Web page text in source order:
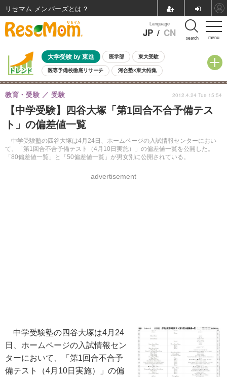
menu
Language
JP / CN search
大学受験 by 東進 医学部 東大受験
医専予備校徹底リサーチ 河合塾×東大特集
親子で考える大学選び 高校受験 中学受験 小学校受験
共通テスト 夏休み
8月開催イベント・WS 全国公立高校 過去問 人気記事
自由研究教材（小学生向け）
【中学受験】四谷大塚「第1回合不合予備テス
ト」の偏差値一覧
中学受験塾の四谷大塚は4月24日、ホームページの入試情報センターにおい
て、「第1回合不合予備テスト（4月10日実施）」の偏差値一覧を公開した。
「80偏差値一覧」と「50偏差値一覧」が男女別に公開されている。
教育・受験 受験
advertisement
2012.4.24 Tue 15:54
中学受験塾の四谷大塚は4月24
日、ホームページの入試情報セン
ターにおいて、「第1回合不合予
備テスト（4月10日実施）」の偏
リセマム メンバーズ